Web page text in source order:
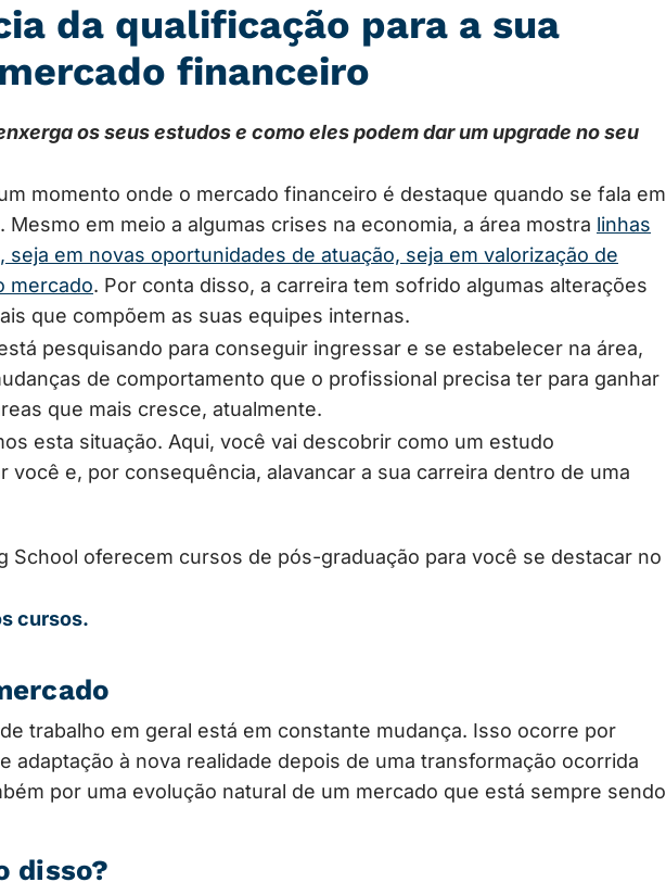
da qualificação para a sua
financeiro
os seus estudos e como eles podem dar um upgrade no seu
momento onde o mercado financeiro é destaque quando se fala em
em meio a algumas crises na economia, a área mostra linhas
seja em novas oportunidades de atuação, seja em valorização de
mercado. Por conta disso, a carreira tem sofrido algumas alterações
que compõem as suas equipes internas.
pesquisando para conseguir ingressar e se estabelecer na área,
de comportamento que o profissional precisa ter para ganhar
que mais cresce, atualmente.
esta situação. Aqui, você vai descobrir como um estudo
você e, por consequência, alavancar a sua carreira dentro de uma
School oferecem cursos de pós-graduação para você se destacar no
cursos.
trabalho em geral está em constante mudança. Isso ocorre por
adaptação à nova realidade depois de uma transformação ocorrida
por uma evolução natural de um mercado que está sempre sendo
disso?